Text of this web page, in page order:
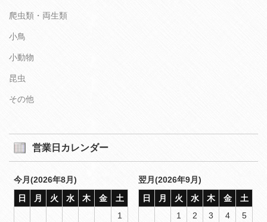
爬虫類・両生類
小鳥
小動物
昆虫
その他
営業日カレンダー
今月(2026年8月)
日
月 火 水 木 金
土
1
翌月(2026年9月)
日
月 火 水 木 金
土
1
2 3 4
5